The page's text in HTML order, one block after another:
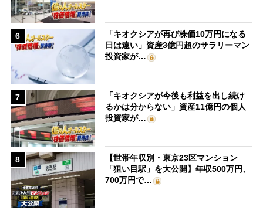
6
「キオクシアが再び株価10万円になる
日は遠い」資産3億円超のサラリーマン
投資家が…
7
「キオクシアが今後も利益を出し続け
るかは分からない」資産11億円の個人
投資家が…
8
【世帯年収別・東京23区マンション
「狙い目駅」を大公開】年収500万円、
700万円で…